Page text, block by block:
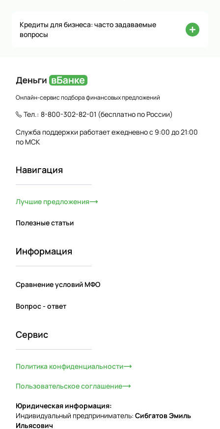
Кредиты для бизнеса: часто задаваемые
вопросы
Онлайн-сервис подбора финансовых предложений
Тел.: 8-800-302-82-01 (бесплатно по России)
Служба поддержки работает ежедневно с 9:00 до 21:00
по МСК
Навигация
Лучшие предложения
Полезные статьи
Информация
Сравнение условий МФО
Вопрос - ответ
Сервис
Политика конфиденциальности
Пользовательское соглашение
Юридическая информация:
Индивидуальный предприниматель: Сибгатов Эмиль
Ильясович